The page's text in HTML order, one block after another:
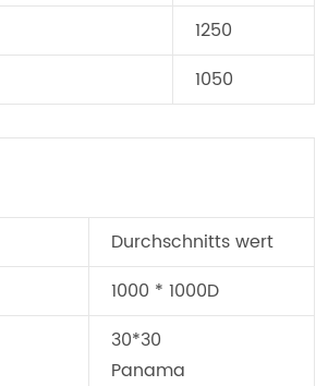
1250
1050
Durchschnitts wert
1000 * 1000D
30*30
Panama